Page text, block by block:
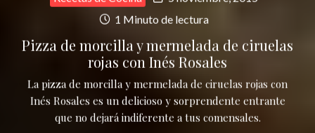
1 Minuto de lectura
Pizza de morcilla y mermelada de ciruelas
rojas con Inés Rosales
La pizza de morcilla y mermelada de ciruelas rojas con
Inés Rosales es un delicioso y sorprendente entrante
que no dejará indiferente a tus comensales.